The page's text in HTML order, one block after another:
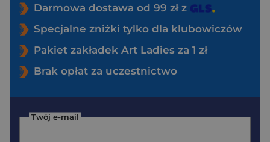
Darmowa dostawa od 99 zł z
Specjalne zniżki tylko dla klubowiczów
Pakiet zakładek Art Ladies za 1 zł
Brak opłat za uczestnictwo
Twój e-mail